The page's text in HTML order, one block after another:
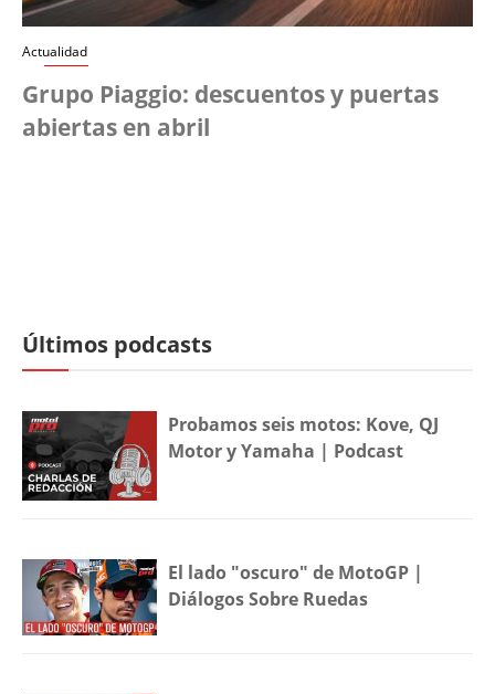
Actualidad
Grupo Piaggio: descuentos y puertas
abiertas en abril
Últimos podcasts
Probamos seis motos: Kove, QJ
Motor y Yamaha | Podcast
El lado "oscuro" de MotoGP |
Diálogos Sobre Ruedas